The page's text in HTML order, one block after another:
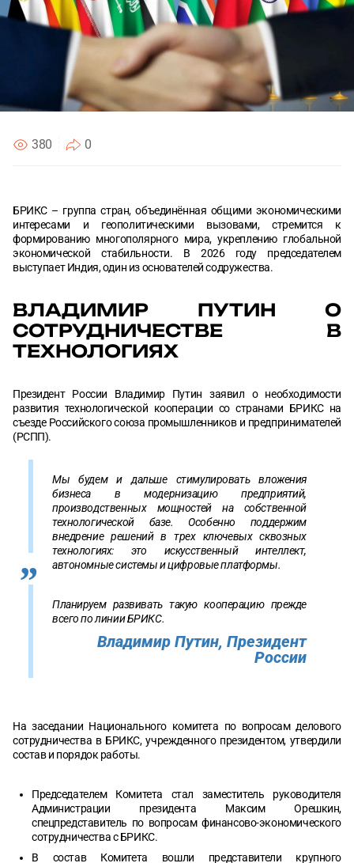
БРИКС – группа стран, объединённая общими экономическими
интересами и геополитическими вызовами, стремится к
формированию многополярного мира, укреплению глобальной
экономической стабильности. В 2026 году председателем
выступает Индия, один из основателей содружества.
ВЛАДИМИР ПУТИН О
СОТРУДНИЧЕСТВЕ В
ТЕХНОЛОГИЯХ
Президент России Владимир Путин заявил о необходимости
развития технологической кооперации со странами БРИКС на
съезде Российского союза промышленников и предпринимателей
(РСПП).
Мы будем и дальше стимулировать вложения
бизнеса в модернизацию предприятий,
производственных мощностей на собственной
технологической базе. Особенно поддержим
внедрение решений в трех ключевых сквозных
технологиях: это искусственный интеллект,
автономные системы и цифровые платформы.
Планируем развивать такую кооперацию прежде
всего по линии БРИКС.
Владимир Путин, Президент
России
На заседании Национального комитета по вопросам делового
сотрудничества в БРИКС, учрежденного президентом, утвердили
состав и порядок работы.
Председателем Комитета стал заместитель руководителя
Администрации президента Максим Орешкин,
спецпредставитель по вопросам финансово-экономического
сотрудничества с БРИКС.
В состав Комитета вошли представители крупного
380 0
Согласен сполитикой конфиденциальности
ОТПРАВИТЬ
Согласен сполитикой конфиденциальности
ОТПРАВИТЬ